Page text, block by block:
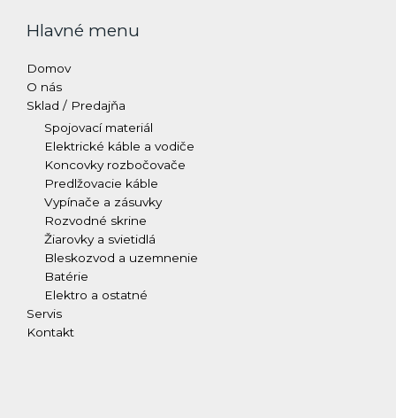
Hlavné menu
Domov
O nás
Sklad / Predajňa
Spojovací materiál
Elektrické káble a vodiče
Koncovky rozbočovače
Predlžovacie káble
Vypínače a zásuvky
Rozvodné skrine
Žiarovky a svietidlá
Bleskozvod a uzemnenie
Batérie
Elektro a ostatné
Servis
Kontakt